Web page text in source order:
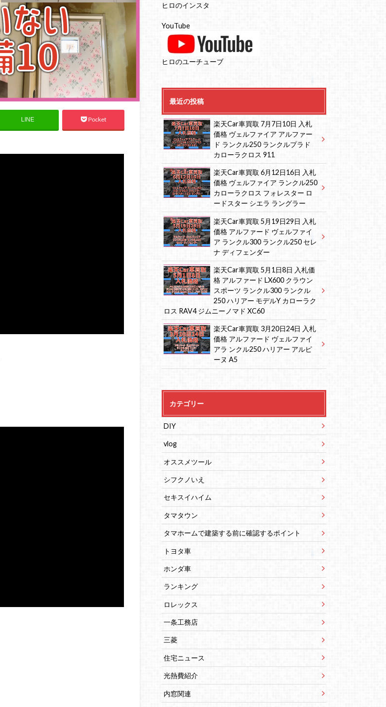
LINE Pocket
ヒロのインスタ
YouTube
ヒロのユーチューブ
最近の投稿
楽天Car車買取 7月7日10日 入札
価格 ヴェルファイア アルファー
ド ランクル250 ランクルプラド
カローラクロス 911
楽天Car車買取 6月12日16日 入札
価格 ヴェルファイア ランクル250
カローラクロス フォレスター ロ
ードスター シエラ ラングラー
楽天Car車買取 5月19日29日 入札
価格 アルファード ヴェルファイ
ア ランクル300 ランクル250 セレ
ナ ディフェンダー
楽天Car車買取 5月1日8日 入札価
格 アルファード LX600 クラウン
スポーツ ランクル300 ランクル
250 ハリアー モデルY カローラク
ロス RAV4 ジムニーノマド XC60
楽天Car車買取 3月20日24日 入札
価格 アルファード ヴェルファイ
アラ ンクル250 ハリアー アルピ
ーヌ A5
カテゴリー
DIY
vlog
オススメツール
シフクノいえ
セキスイハイム
タマタウン
タマホームで建築する前に確認するポイント
トヨタ車
ホンダ車
ランキング
ロレックス
一条工務店
三菱
住宅ニュース
光熱費紹介
内窓関連